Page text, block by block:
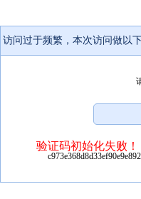
访问过于频繁，本次访问做以
验证码初始化失败！